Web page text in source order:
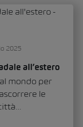
2025
all’estero
mondo per
le